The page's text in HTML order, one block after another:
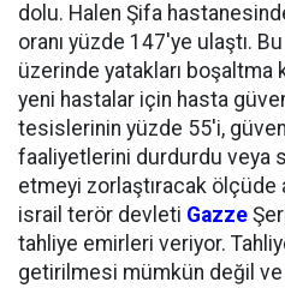
dolu. Halen Şifa
oranı yüzde 147'ye ulaştı.
üzerinde yatakları boşaltma
yeni hastalar için hasta
tesislerinin yüzde 55'i,
faaliyetlerini durdurdu veya
etmeyi zorlaştıracak ölçüde
israil terör devleti Gazze
tahliye emirleri veriyor.
getirilmesi mümkün değil